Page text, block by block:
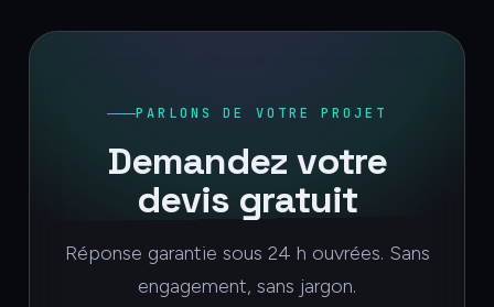
PARLONS DE VOTRE PROJET
Demandez votre
devis gratuit
Réponse garantie sous 24 h ouvrées. Sans
engagement, sans jargon.